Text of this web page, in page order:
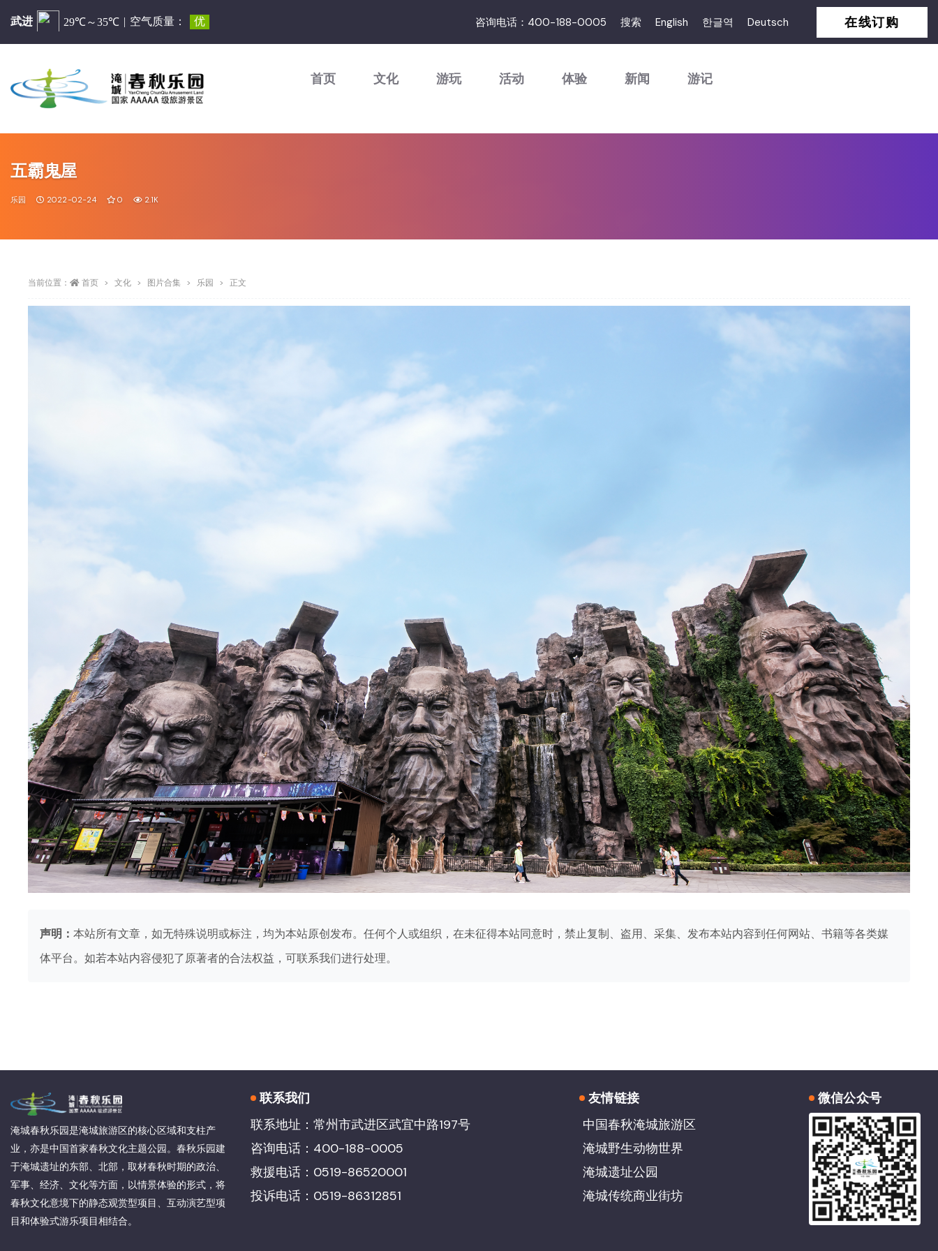
咨询电话：400-188-0005 搜索 English 한글역 Deutsch 在线订购
首页 文化 游玩 活动 体验 新闻 游记
五霸鬼屋
乐园 2022-02-24 0 2.1K
当前位置： 首页 文化 图片合集 乐园 正文
声明： 本站所有文章，如无特殊说明或标注，均为本站原创发布。任何个人或组织，在未征得本站同意时，禁止复制、盗用、采集、发布本站内容到任何网站、书籍等各类媒
体平台。如若本站内容侵犯了原著者的合法权益，可联系我们进行处理。
淹城春秋乐园是淹城旅游区的核心区域和支柱产
业，亦是中国首家春秋文化主题公园。春秋乐园建
于淹城遗址的东部、北部，取材春秋时期的政治、
军事、经济、文化等方面，以情景体验的形式，将
春秋文化意境下的静态观赏型项目、互动演艺型项
目和体验式游乐项目相结合。
联系我们
联系地址：常州市武进区武宜中路197号
咨询电话：400-188-0005
救援电话：0519-86520001
投诉电话：0519-86312851
友情链接
中国春秋淹城旅游区
淹城野生动物世界
淹城遗址公园
淹城传统商业街坊
微信公众号